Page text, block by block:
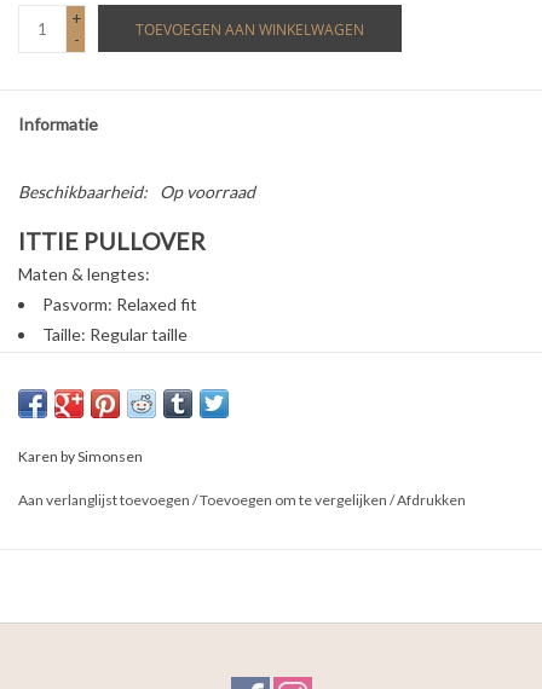
+
-
TOEVOEGEN AAN WINKELWAGEN
Informatie
Beschikbaarheid: Op voorraad
ITTIE PULLOVER
Maten & lengtes:
Pasvorm: Relaxed fit
Taille: Regular taille
Lengte 53 cm komt overeen met maat XS
3% Alpaca, 2% Metaal garen
Karen by Simonsen
Aan verlanglijst toevoegen /Toevoegen om te vergelijken /Afdrukken